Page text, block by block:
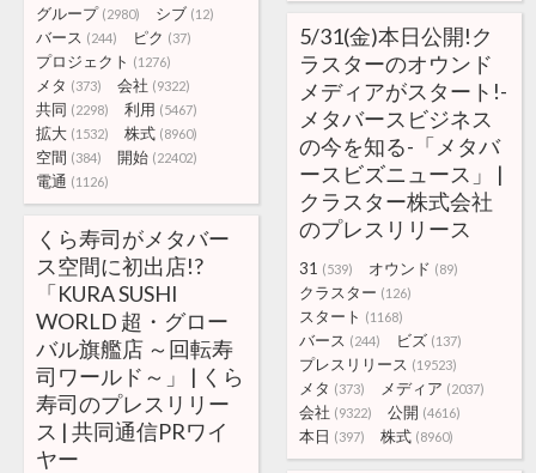
グループ (2980) シブ (12)
バース (244) ピク (37)
プロジェクト (1276)
メタ (373) 会社 (9322)
共同 (2298) 利用 (5467)
拡大 (1532) 株式 (8960)
空間 (384) 開始 (22402)
電通 (1126)
5/31(金)本日公開!ク
ラスターのオウンド
メディアがスタート!-
メタバースビジネス
の今を知る-「メタバ
ースビズニュース」 |
クラスター株式会社
のプレスリリース
31 (539) オウンド (89)
クラスター (126)
スタート (1168)
バース (244) ビズ (137)
プレスリリース (19523)
メタ (373) メディア (2037)
会社 (9322) 公開 (4616)
本日 (397) 株式 (8960)
くら寿司がメタバー
ス空間に初出店!?
「KURA SUSHI
WORLD 超・グロー
バル旗艦店 ～回転寿
司ワールド～」 | くら
寿司のプレスリリー
ス | 共同通信PRワイ
ヤー